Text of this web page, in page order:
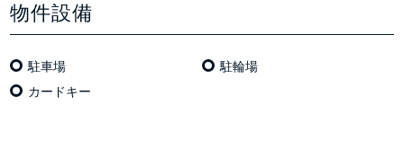
物件設備
駐車場
駐輪場
カードキー